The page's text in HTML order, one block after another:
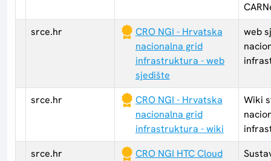
srce.hr
CRO NGI - Hrvatska
nacionalna grid
infrastruktura - web
sjedište
web
srce.hr
CRO NGI - Hrvatska
nacionalna grid
infrastruktura - wiki
Wiki
srce.hr
CRO NGI HTC Cloud